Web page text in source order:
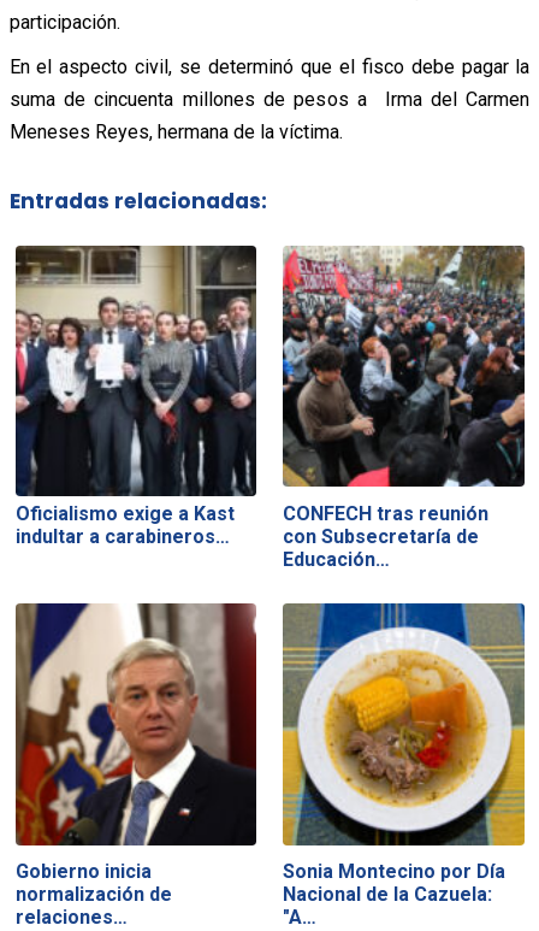
participación.
En el aspecto civil, se determinó que el fisco debe pagar la
suma de cincuenta millones de pesos a Irma del Carmen
Meneses Reyes, hermana de la víctima.
Entradas relacionadas:
Oficialismo exige a Kast
indultar a carabineros…
CONFECH tras reunión
con Subsecretaría de
Educación…
Gobierno inicia
normalización de
relaciones…
Sonia Montecino por Día
Nacional de la Cazuela:
"A…